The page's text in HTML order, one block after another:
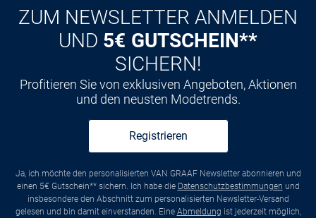
ZUM NEWSLETTER ANMELDEN
UND 5€ GUTSCHEIN**
SICHERN!
Profitieren Sie von exklusiven Angeboten, Aktionen
und den neusten Modetrends.
Registrieren
Ja, ich möchte den personalisierten VAN GRAAF Newsletter abonnieren und
einen 5€ Gutschein** sichern. Ich habe die Datenschutzbestimmungen und
insbesondere den Abschnitt zum personalisierten Newsletter-Versand
gelesen und bin damit einverstanden. Eine Abmeldung ist jederzeit möglich,